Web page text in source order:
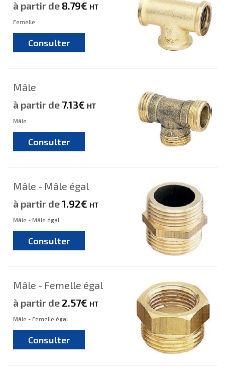
à partir de 8.79€ HT
Femelle
Consulter
Mâle
à partir de 7.13€ HT
Mâle
Consulter
Mâle - Mâle égal
à partir de1.92€ HT
Mâle - Mâle égal
Consulter
Mâle - Femelle égal
à partir de 2.57€ HT
Mâle - Femelle égal
Consulter